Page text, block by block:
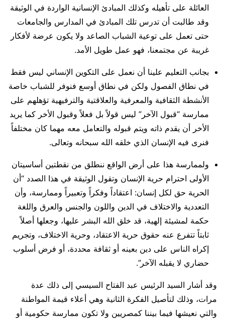
العائلة على تأهيله وكذلك المبادئ الإنسانية الواردة في الوثيقة
وقد طالبت أن تدرس تلك المبادئ في المدارس والجامعات
حتى تعمل على توعية الشباب الصاعد ولا يكون عرضة لأفكار
غريبة عن مجتمعنا، فهو عمل طويل الأمد.
بجانب التعليم علينا أن نعمل على التكوين الإنساني ليس فقط
في نطاق الفصول ولكن في نطاق أوسع فنوفر للشباب خاصة
الأنشطة الثقافية والمعرفية والعلاقتية والترفيهية تؤهلهم على
ممارسة “قبول الآخر” ليس قولاً بل فعلاً وقبول الأخر كما يريد
الأخر أن يقدم ذاته ويتم قبوله والتعامل معه مهما كان مختلفاً
فنرى فيه الإنسان الذي خلقه الله سبحانه وتعالى.
ولممارسة هذا على أرض الواقع ننطلق من نقطتين أساسيتان
الأولى احترام حرية الإنسان وتقول الوثيقة في هذا الصدد “أن
الحرية حق لكل إنسان: اعتقاداً وفكراً وتعبيراً وممارسة، وأن
التعددية والاختلاف في الدين واللون والجنس والعرق واللغة
حكمة لمشيئة إلهية، قد خلق الله البشر عليها، وجعلها أصلاً
ثابتاً تتفرع عنه حقوق حرية الاعتقاد، وحرية الاختلاف، وتجريم
إكراه الناس على دين بعينه أو ثقافة محددة، أو فرض أسلوب
حضاري لا يقبله الآخر”.
وقد أشار السيد الرئيس عبد الفتاح السيسي إلى ذلك عدة
مرات، وذلك لتأصيل الفكرة الثانية وهي أعلاء قيمة المواطنة
والتي نعيشها فيما بيننا كمصريين ولا تكون ممارسة حكومية أو